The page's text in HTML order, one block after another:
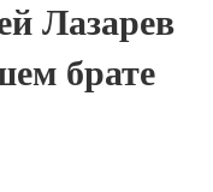
Лазарев
брате